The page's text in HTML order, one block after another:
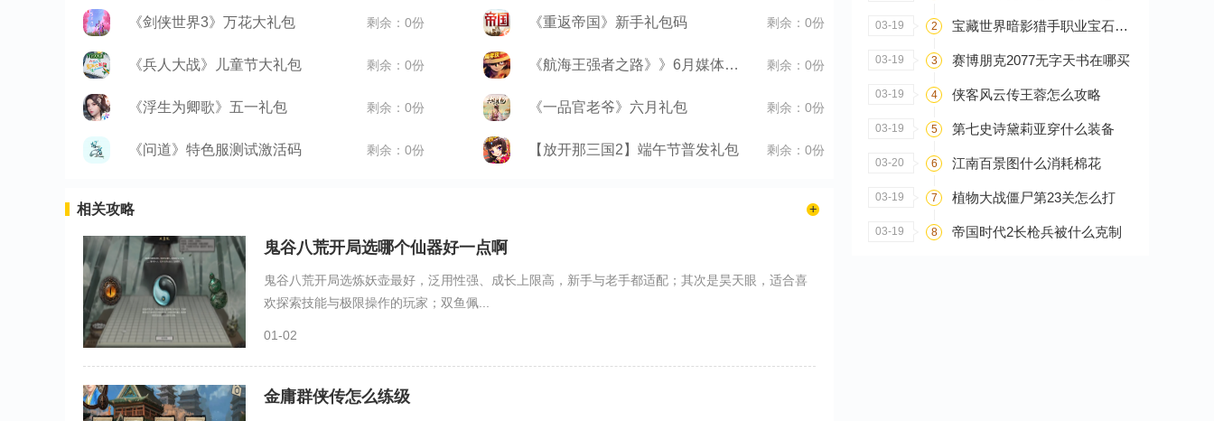
《剑侠世界3》万花大礼包 剩余：0份 《重返帝国》新手礼包码 剩余：0份
《兵人大战》儿童节大礼包 剩余：0份 《航海王强者之路》》6月媒体礼包 剩余：0份
《浮生为卿歌》五一礼包 剩余：0份 《一品官老爷》六月礼包 剩余：0份
《问道》特色服测试激活码 剩余：0份 【放开那三国2】端午节普发礼包 剩余：0份
相关攻略
鬼谷八荒开局选哪个仙器好一点啊
鬼谷八荒开局选炼妖壶最好，泛用性强、成长上限高，新手与老手都适配；其次是昊天眼，适合喜
欢探索技能与极限操作的玩家；双鱼佩...
01-02
金庸群侠传怎么练级
03-19 2 宝藏世界暗影猎手职业宝石怎么搭配
03-19 3 赛博朋克2077无字天书在哪买
03-19 4 侠客风云传王蓉怎么攻略
03-19 5 第七史诗黛莉亚穿什么装备
03-20 6 江南百景图什么消耗棉花
03-19 7 植物大战僵尸第23关怎么打
03-19 8 帝国时代2长枪兵被什么克制